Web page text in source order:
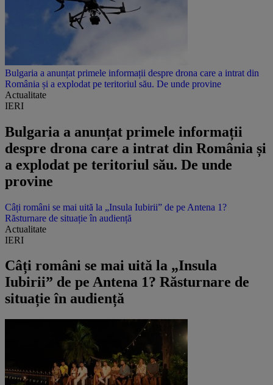
Bulgaria a anunțat primele informații despre drona care a intrat din
România și a explodat pe teritoriul său. De unde provine
Actualitate
IERI
Bulgaria a anunțat primele informații
despre drona care a intrat din România și
a explodat pe teritoriul său. De unde
provine
Câți români se mai uită la „Insula Iubirii” de pe Antena 1?
Răsturnare de situație în audiență
Actualitate
IERI
Câți români se mai uită la „Insula
Iubirii” de pe Antena 1? Răsturnare de
situație în audiență